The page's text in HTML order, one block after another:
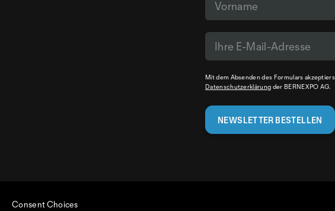
Mit dem Absenden des Formulars
Datenschutzerklärung der BERNEXPO AG.
Consent Choices